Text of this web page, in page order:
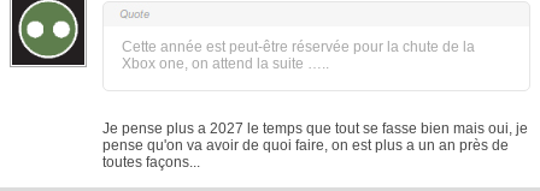
Cette année est peut-être réservée pour la chute de la
Xbox one, on attend la suite …..
Je pense plus a 2027 le temps que tout se fasse bien mais oui, je
pense qu'on va avoir de quoi faire, on est plus a un an près de
toutes façons...